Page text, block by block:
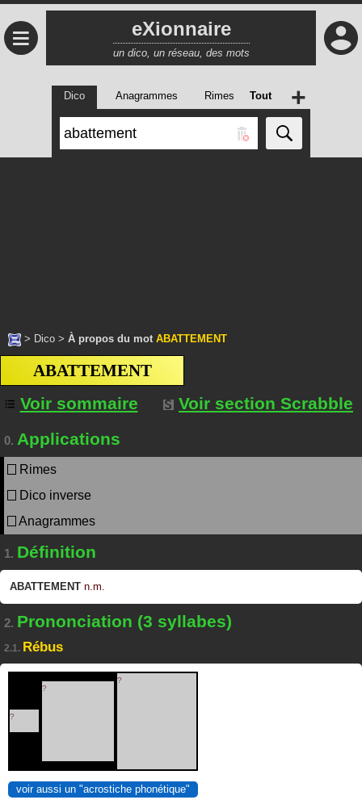
≡ eXionnaire
un dico, un réseau, des mots
Dico Anagrammes Rimes Tout +
> Dico > À propos du mot ABATTEMENT
ABATTEMENT
Voir sommaire
Voir section Scrabble
0. Applications
Rimes
Dico inverse
Anagrammes
1. Définition
ABATTEMENT n.m.
2. Prononciation (3 syllabes)
2.1. Rébus
?
?
?
voir aussi un "acrostiche phonétique"